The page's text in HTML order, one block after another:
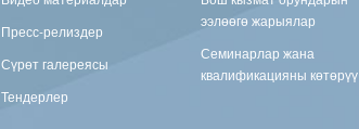
Пресс-релиздер
Сүрөт галереясы
Тендерлер
ээлөөгө жарыялар
Семинарлар жана
квалификацияны көтөрүү